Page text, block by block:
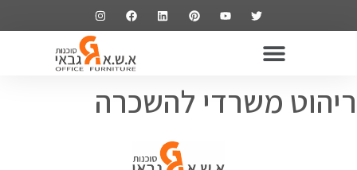
ריהוט משרדי להשכרה